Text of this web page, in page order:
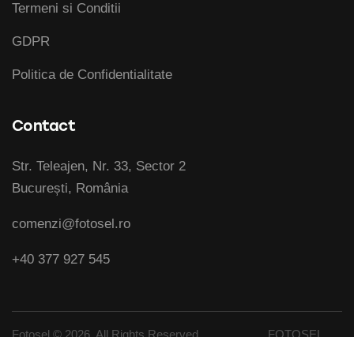
Termeni si Conditii
GDPR
Politica de Confidentialitate
Contact
Str. Teleajen, Nr. 33, Sector 2
București, România
comenzi@fotosel.ro
+40 377 927 545
Fotosel © 2026. All Rights Reserved. FOTOSEL